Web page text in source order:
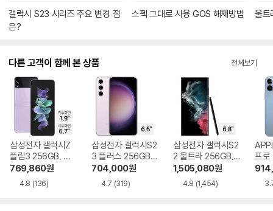
갤럭시 S23 시리즈 주요 변경 점
은?
스펙 그대로 사용 GOS 해제방법 울트
다른 고객이 함께 본 상품 전체보기
삼성전자 갤럭시Z
플립3 256GB, 공
기계 가개통
769,860원
4.8 (136)
삼성전자 갤럭시S2
3 플러스 256GB,
공기계 센터판(리
704,000원
4.7 (319)
삼성전자 갤럭시S2
2 울트라 256GB,
자급제 자급제 공기
1,505,080원
4.8 (1,454)
프로
공기